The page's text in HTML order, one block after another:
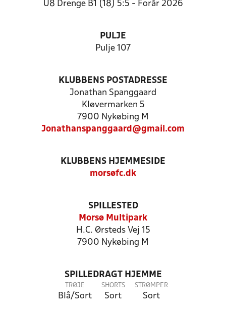
U8 Drenge B1 (18) 5:5 - Forår 2026
PULJE
Pulje 107
KLUBBENS POSTADRESSE
Jonathan Spanggaard
Kløvermarken 5
7900 Nykøbing M
Jonathanspanggaard@gmail.com
KLUBBENS HJEMMESIDE
morsøfc.dk
SPILLESTED
Morsø Multipark
H.C. Ørsteds Vej 15
7900 Nykøbing M
SPILLEDRAGT HJEMME
TRØJE
Blå/Sort
SHORTS
Sort
STRØMPER
Sort